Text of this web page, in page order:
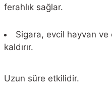
ferahlık sağlar.
Sigara, evcil hayvan
kaldırır.
Uzun süre etkilidir.